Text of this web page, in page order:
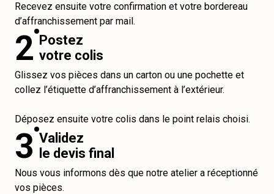
Recevez ensuite votre confirmation et votre bordereau
d’affranchissement par mail.
2 Postez
votre colis
Glissez vos pièces dans un carton ou une pochette et
collez l’étiquette d’affranchissement à l’extérieur.
Déposez ensuite votre colis dans le point relais choisi.
3 Validez
le devis final
Nous vous informons dès que notre atelier a réceptionné
vos pièces.